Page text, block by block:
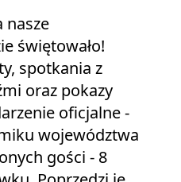
nasze
świętowało!
spotkania z
oraz pokazy
oficjalne -
województwa
gości - 8